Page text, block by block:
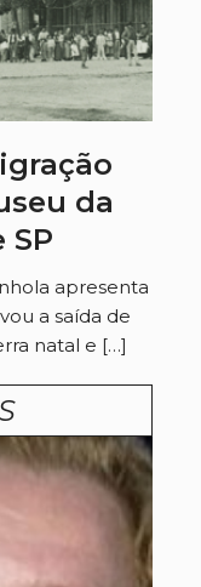
da
SP
apresenta
a saída de
natal e […]